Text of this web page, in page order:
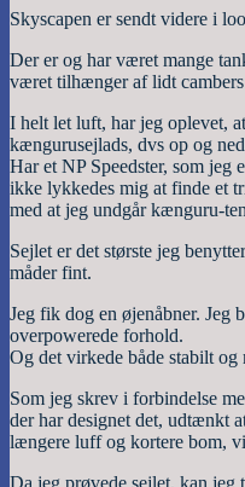
Skyscapen er sendt videre i
Der er og har været mange
været tilhænger af lidt
I helt let luft, har jeg oplevet,
kængurusejlads, dvs op og
Har et NP Speedster, som jeg
ikke lykkedes mig at finde et
med at jeg undgår kænguru-
Sejlet er det største jeg
måder fint.
Jeg fik dog en øjenåbner. Jeg
overpowerede forhold.
Og det virkede både stabilt og
Som jeg skrev i forbindelse
der har designet det, udtænkt
længere luff og kortere bom,